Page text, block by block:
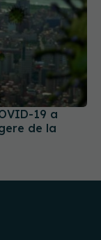
19 a
de la